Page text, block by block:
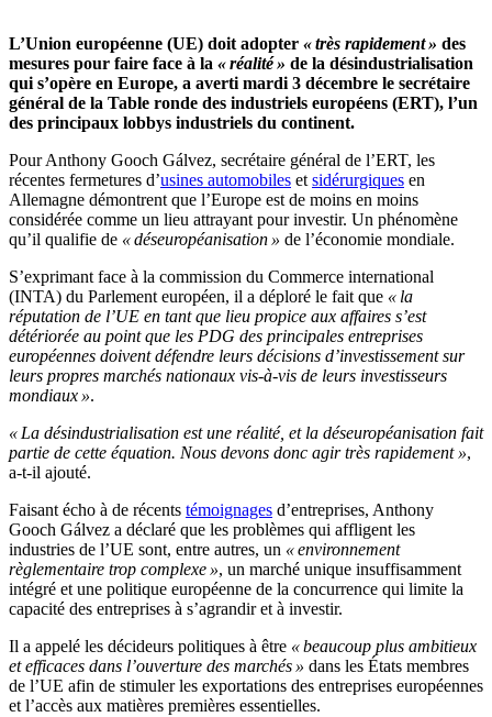
L’Union européenne (UE) doit adopter « très rapidement » des
mesures pour faire face à la « réalité » de la désindustrialisation
qui s’opère en Europe, a averti mardi 3 décembre le secrétaire
général de la Table ronde des industriels européens (ERT), l’un
des principaux lobbys industriels du continent.
Pour Anthony Gooch Gálvez, secrétaire général de l’ERT, les
récentes fermetures d’usines automobiles et sidérurgiques en
Allemagne démontrent que l’Europe est de moins en moins
considérée comme un lieu attrayant pour investir. Un phénomène
qu’il qualifie de « déseuropéanisation » de l’économie mondiale.
S’exprimant face à la commission du Commerce international
(INTA) du Parlement européen, il a déploré le fait que « la
réputation de l’UE en tant que lieu propice aux affaires s’est
détériorée au point que les PDG des principales entreprises
européennes doivent défendre leurs décisions d’investissement sur
leurs propres marchés nationaux vis-à-vis de leurs investisseurs
mondiaux ».
« La désindustrialisation est une réalité, et la déseuropéanisation fait
partie de cette équation. Nous devons donc agir très rapidement »,
a-t-il ajouté.
Faisant écho à de récents témoignages d’entreprises, Anthony
Gooch Gálvez a déclaré que les problèmes qui affligent les
industries de l’UE sont, entre autres, un « environnement
règlementaire trop complexe », un marché unique insuffisamment
intégré et une politique européenne de la concurrence qui limite la
capacité des entreprises à s’agrandir et à investir.
Il a appelé les décideurs politiques à être « beaucoup plus ambitieux
et efficaces dans l’ouverture des marchés » dans les États membres
de l’UE afin de stimuler les exportations des entreprises européennes
et l’accès aux matières premières essentielles.